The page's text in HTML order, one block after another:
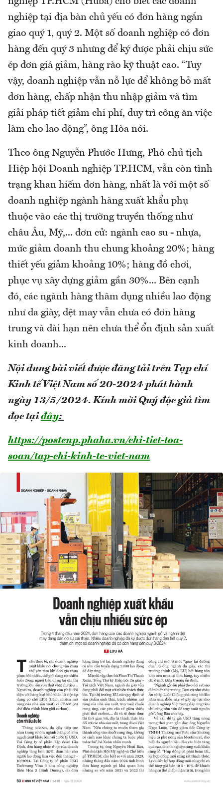
nghiệp tại địa bàn chủ yếu có đơn hàng ngắn
giao quý 1, quý 2. Một số doanh nghiệp có đơn
hàng đến quý 3 nhưng để ký được phải chịu sức
ép đơn giá giảm, hàng rào kỹ thuật cao. “Tuy
vậy, doanh nghiệp vẫn nỗ lực để không bỏ mất
đơn hàng, chấp nhận thu nhập giảm và tìm
giải pháp tiết giảm chi phí, duy trì công ăn việc
làm cho lao động”, ông Hòa nói.
Theo ông Nguyễn Phước Hưng, Phó chủ tịch
Hiệp hội Doanh nghiệp TP.HCM, vẫn còn tình
trạng khan hiếm đơn hàng, nhất là với một số
doanh nghiệp ngành hàng xuất khẩu phụ
thuộc vào các thị trường truyền thống như
châu Âu, Mỹ,... đơn cử: ngành cao su - nhựa,
mức giảm doanh thu chung khoảng 20%; hàng
thiết yếu giảm khoảng 10%; hàng đồ chơi,
phục vụ xây dựng giảm gần 30%... Bên cạnh
đó, các ngành hàng thâm dụng nhiều lao động
như da giày, dệt may vẫn chưa có đơn hàng
trung và dài hạn nên chưa thể ổn định sản xuất
kinh doanh...
Nội dung bài viết được đăng tải trên Tạp chí
Kinh tế Việt Nam số 20-2024 phát hành
ngày 13/5/2024.Kính mời Quý độc giả tìm
đọc tạiđây:
https://postenp.phaha.vn/chi-tiet-toa-
soan/tap-chi-kinh-te-viet-nam